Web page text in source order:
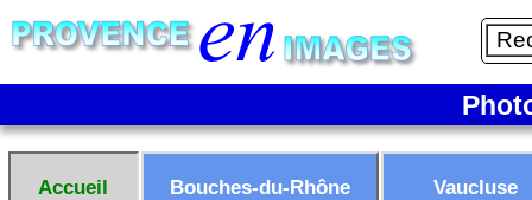
Accueil Bouches-du-Rhône Vaucluse